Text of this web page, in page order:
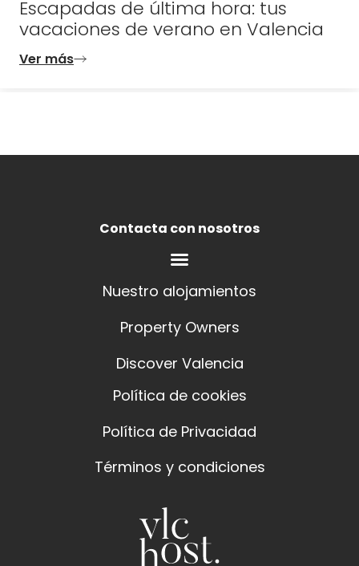
Escapadas de última hora: tus
vacaciones de verano en Valencia
Ver más
Contacta con nosotros
Nuestro alojamientos
Property Owners
Discover Valencia
Política de cookies
Política de Privacidad
Términos y condiciones